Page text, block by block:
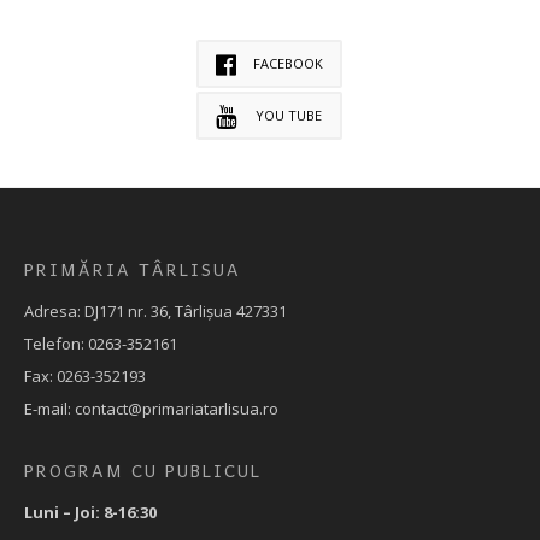
FACEBOOK
YOU TUBE
PRIMĂRIA TÂRLISUA
Adresa: DJ171 nr. 36, Târlișua 427331
Telefon: 0263-352161
Fax: 0263-352193
E-mail: contact@primariatarlisua.ro
PROGRAM CU PUBLICUL
Luni – Joi: 8-16:30